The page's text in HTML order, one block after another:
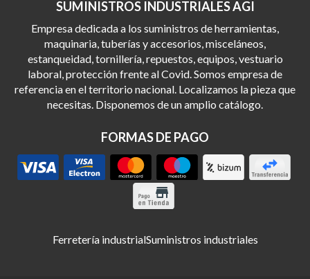
SUMINISTROS INDUSTRIALES AGI
Empresa dedicada a los suministros de herramientas,
maquinaria, tuberías y accesorios, misceláneos,
estanqueidad, tornillería, repuestos, equipos, vestuario
laboral, protección frente al Covid. Somos empresa de
referencia en el territorio nacional. Localizamos la pieza que
necesitas. Disponemos de un amplio catálogo.
FORMAS DE PAGO
Ferretería industrialSuministros industriales